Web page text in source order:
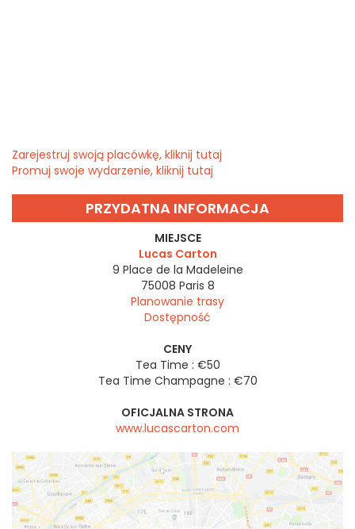
Zarejestruj swoją placówkę, kliknij tutaj
Promuj swoje wydarzenie, kliknij tutaj
PRZYDATNA INFORMACJA
MIEJSCE
Lucas Carton
9 Place de la Madeleine
75008 Paris 8
Planowanie trasy
Dostępność
CENY
Tea Time : €50
Tea Time Champagne : €70
OFICJALNA STRONA
www.lucascarton.com